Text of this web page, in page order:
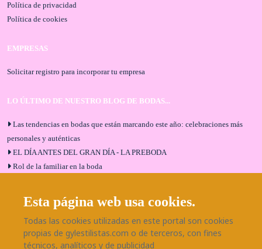
Política de privacidad
Política de cookies
EMPRESAS
Solicitar registro para incorporar tu empresa
LO ÚLTIMO DE NUESTRO BLOG DE BODAS...
Las tendencias en bodas que están marcando este año: celebraciones más
personales y auténticas
EL DÍA ANTES DEL GRAN DÍA - LA PREBODA
Rol de la familiar en la boda
Bodas en Alhaurín de la Torre: entrevista exclusiva con Bodaeventos
Málaga
¿Cómo será tu boda?
Blog de bodas
Esta página web usa cookies.
Todas las cookies utilizadas en este portal son cookies
propias de gylestilistas.com o de terceros, con fines
técnicos, analíticos y de publicidad